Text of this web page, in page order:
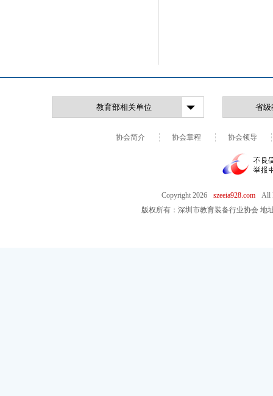
协会简介 协会章程 协会领导
Copyright2026 szeeia928.com
All
版权所有：深圳市教育装备行业协会 地